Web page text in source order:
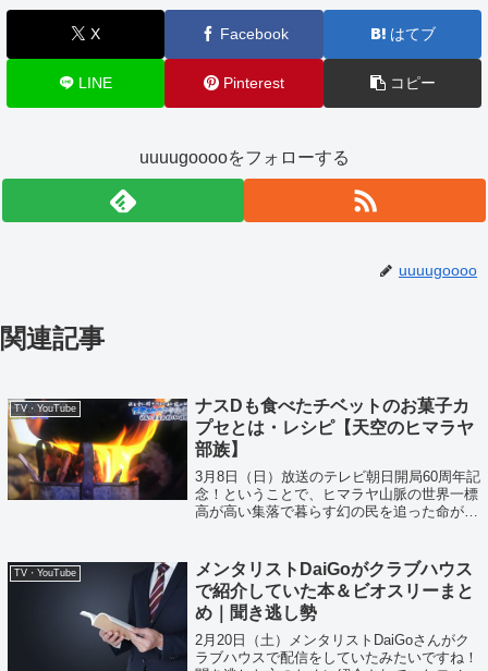
X Facebook はてブ
LINE Pinterest コピー
uuuugooooをフォローする
uuuugoooo
関連記事
TV・YouTube
ナスDも食べたチベットのお菓子カ
プセとは・レシピ【天空のヒマラヤ
部族】
3月8日（日）放送のテレビ朝日開局60周年記
念！ということで、ヒマラヤ山脈の世界一標
高が高い集落で暮らす幻の民を追った命がけ
TV・YouTube
メンタリストDaiGoがクラブハウス
で紹介していた本＆ビオスリーまと
め｜聞き逃し勢
2月20日（土）メンタリストDaiGoさんがク
ラブハウスで配信をしていたみたいですね！